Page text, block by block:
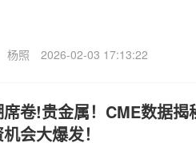
杨照 2026-02-03 17:13:22
卷!贵金属！CME数据
会大爆发！